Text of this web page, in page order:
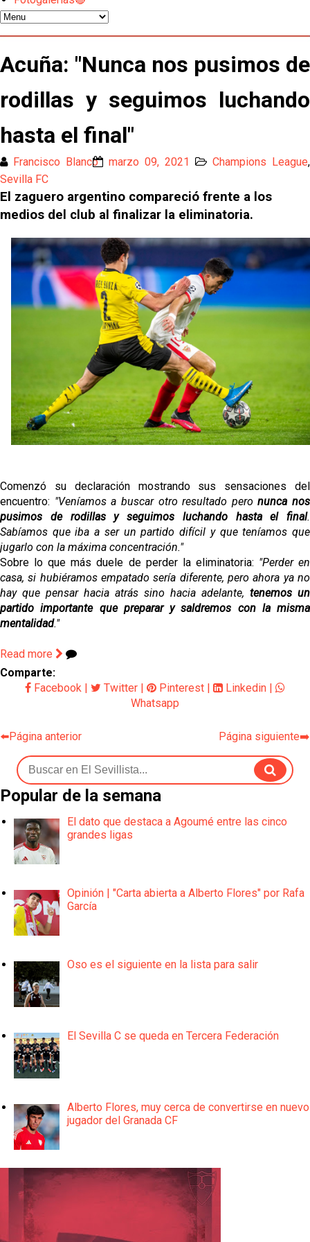
Patrick Mercado no jugará en el Sevilla FC
El Sevilla FC pregunta al Atlético de Madrid por la
situación de Iker Luque
Nico Guillén:"Es importante que el equipo sea una
familia y se refleje en el campo"
El Sevilla oficializa el traspaso de Sow
Miguel Sierra: La temporada pasada se vio
reflejado que podemos tirar para delante y
trabajamos con ilusión
mercado
OFICIAL | Juanlu se marcha al Bournemouth
Los posibles herederos del número 16 tras la
marcha de Juanlu
Alberto Flores, muy cerca de convertirse en nuevo
jugador del Granada CF
El Granada negocia con el Sevilla FC por Alberto
Flores
El Sevilla continúa con despidos y rechaza una
Acuña: "Nunca nos pusimos de
rodillas y seguimos luchando
hasta el final"
Francisco Blanco marzo 09, 2021 Champions League,
Sevilla FC
El zaguero argentino compareció frente a los
medios del club al finalizar la eliminatoria.
Comenzó su declaración mostrando sus sensaciones del
encuentro: "Veníamos a buscar otro resultado pero nunca nos
pusimos de rodillas y seguimos luchando hasta el final.
Sabíamos que iba a ser un partido difícil y que teníamos que
jugarlo con la máxima concentración."
Sobre lo que más duele de perder la eliminatoria: "Perder en
casa, si hubiéramos empatado sería diferente, pero ahora ya no
hay que pensar hacia atrás sino hacia adelante, tenemos un
partido importante que preparar y saldremos con la misma
mentalidad."
Read more
Comparte:
Facebook | Twitter | Pinterest | Linkedin |
Whatsapp
⬅️Página anterior Página siguiente➡️
Popular de la semana
El dato que destaca a Agoumé entre las cinco
grandes ligas
Opinión | "Carta abierta a Alberto Flores" por Rafa
García
Oso es el siguiente en la lista para salir
El Sevilla C se queda en Tercera Federación
Alberto Flores, muy cerca de convertirse en nuevo
jugador del Granada CF